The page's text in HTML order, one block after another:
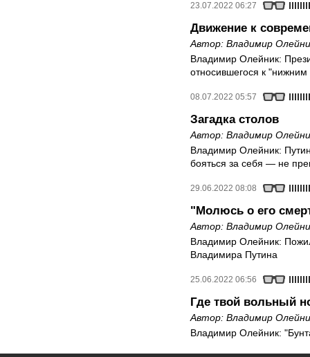
23.07.2022 06:27
Движение к
Автор: Владимир
Владимир Олейник:
относившегося к "нижним
08.07.2022 05:57
Загадка столов
Автор: Владимир
Владимир Олейник:
бояться за себя — не
29.06.2022 08:08
"Молюсь о его
Автор: Владимир
Владимир Олейник:
Владимира Путина
25.06.2022 06:56
Где твой вольный
Автор: Владимир
Владимир Олейник: